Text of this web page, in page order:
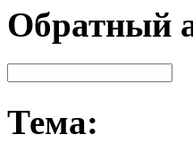
Обратный
Тема: